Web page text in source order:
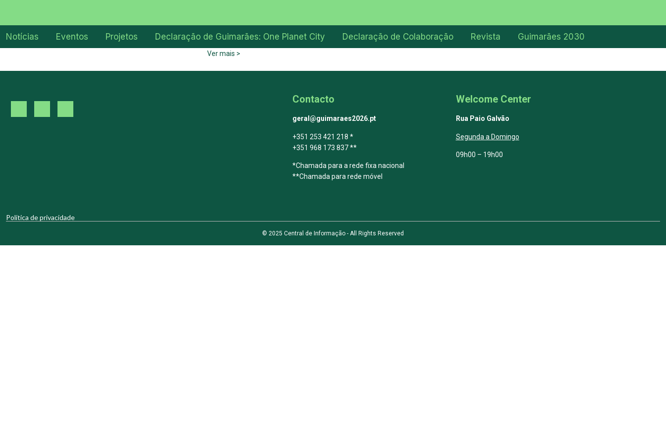
Notícias Eventos Projetos Declaração de Guimarães: One Planet City Declaração de Colaboração Revista Guimarães 2030
Ver mais >
Contacto
geral@guimaraes2026.pt
+351 253 421 218 *
+351 968 173 837 **
*Chamada para a rede fixa nacional
**Chamada para rede móvel
Welcome Center
Rua Paio Galvão
Segunda a Domingo
09h00 – 19h00
Política de privacidade
© 2025 Central de Informação - All Rights Reserved